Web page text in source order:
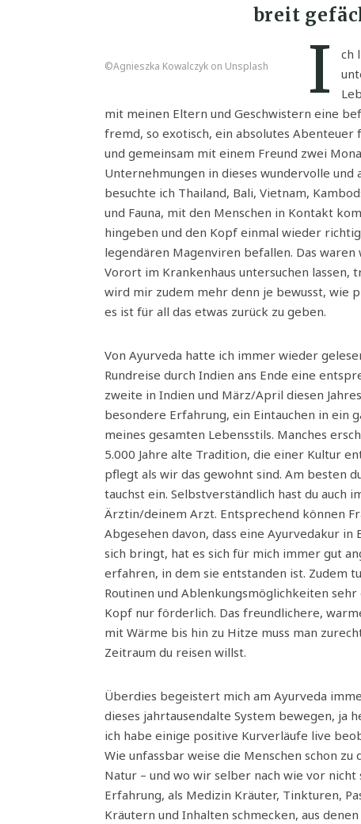
breit
©Agnieszka Kowalczyk on Unsplash I
ch
mit meinen Eltern und Geschwistern eine
fremd, so exotisch, ein absolutes Abenteuer
und gemeinsam mit einem Freund zwei
Unternehmungen in dieses wundervolle und
besuchte ich Thailand, Bali, Vietnam,
und Fauna, mit den Menschen in Kontakt
hingeben und den Kopf einmal wieder
legendären Magenviren befallen. Das
Vorort im Krankenhaus untersuchen lassen,
wird mir zudem mehr denn je bewusst, wie
es ist für all das etwas zurück zu geben.
Von Ayurveda hatte ich immer wieder
Rundreise durch Indien ans Ende eine
zweite in Indien und März/April diesen
besondere Erfahrung, ein Eintauchen in ein
meines gesamten Lebensstils. Manches
5.000 Jahre alte Tradition, die einer Kultur
pflegt als wir das gewohnt sind. Am besten
tauchst ein. Selbstverständlich hast du
Ärztin/deinem Arzt. Entsprechend können
Abgesehen davon, dass eine Ayurvedakur
sich bringt, hat es sich für mich immer gut
erfahren, in dem sie entstanden ist. Zudem
Routinen und Ablenkungsmöglichkeiten
Kopf nur förderlich. Das freundlichere,
mit Wärme bis hin zu Hitze muss man
Zeitraum du reisen willst.
Überdies begeistert mich am Ayurveda
dieses jahrtausendalte System bewegen, ja
ich habe einige positive Kurverläufe live
Wie unfassbar weise die Menschen schon
Natur – und wo wir selber nach wie vor
Erfahrung, als Medizin Kräuter, Tinkturen,
Kräutern und Inhalten schmecken, aus